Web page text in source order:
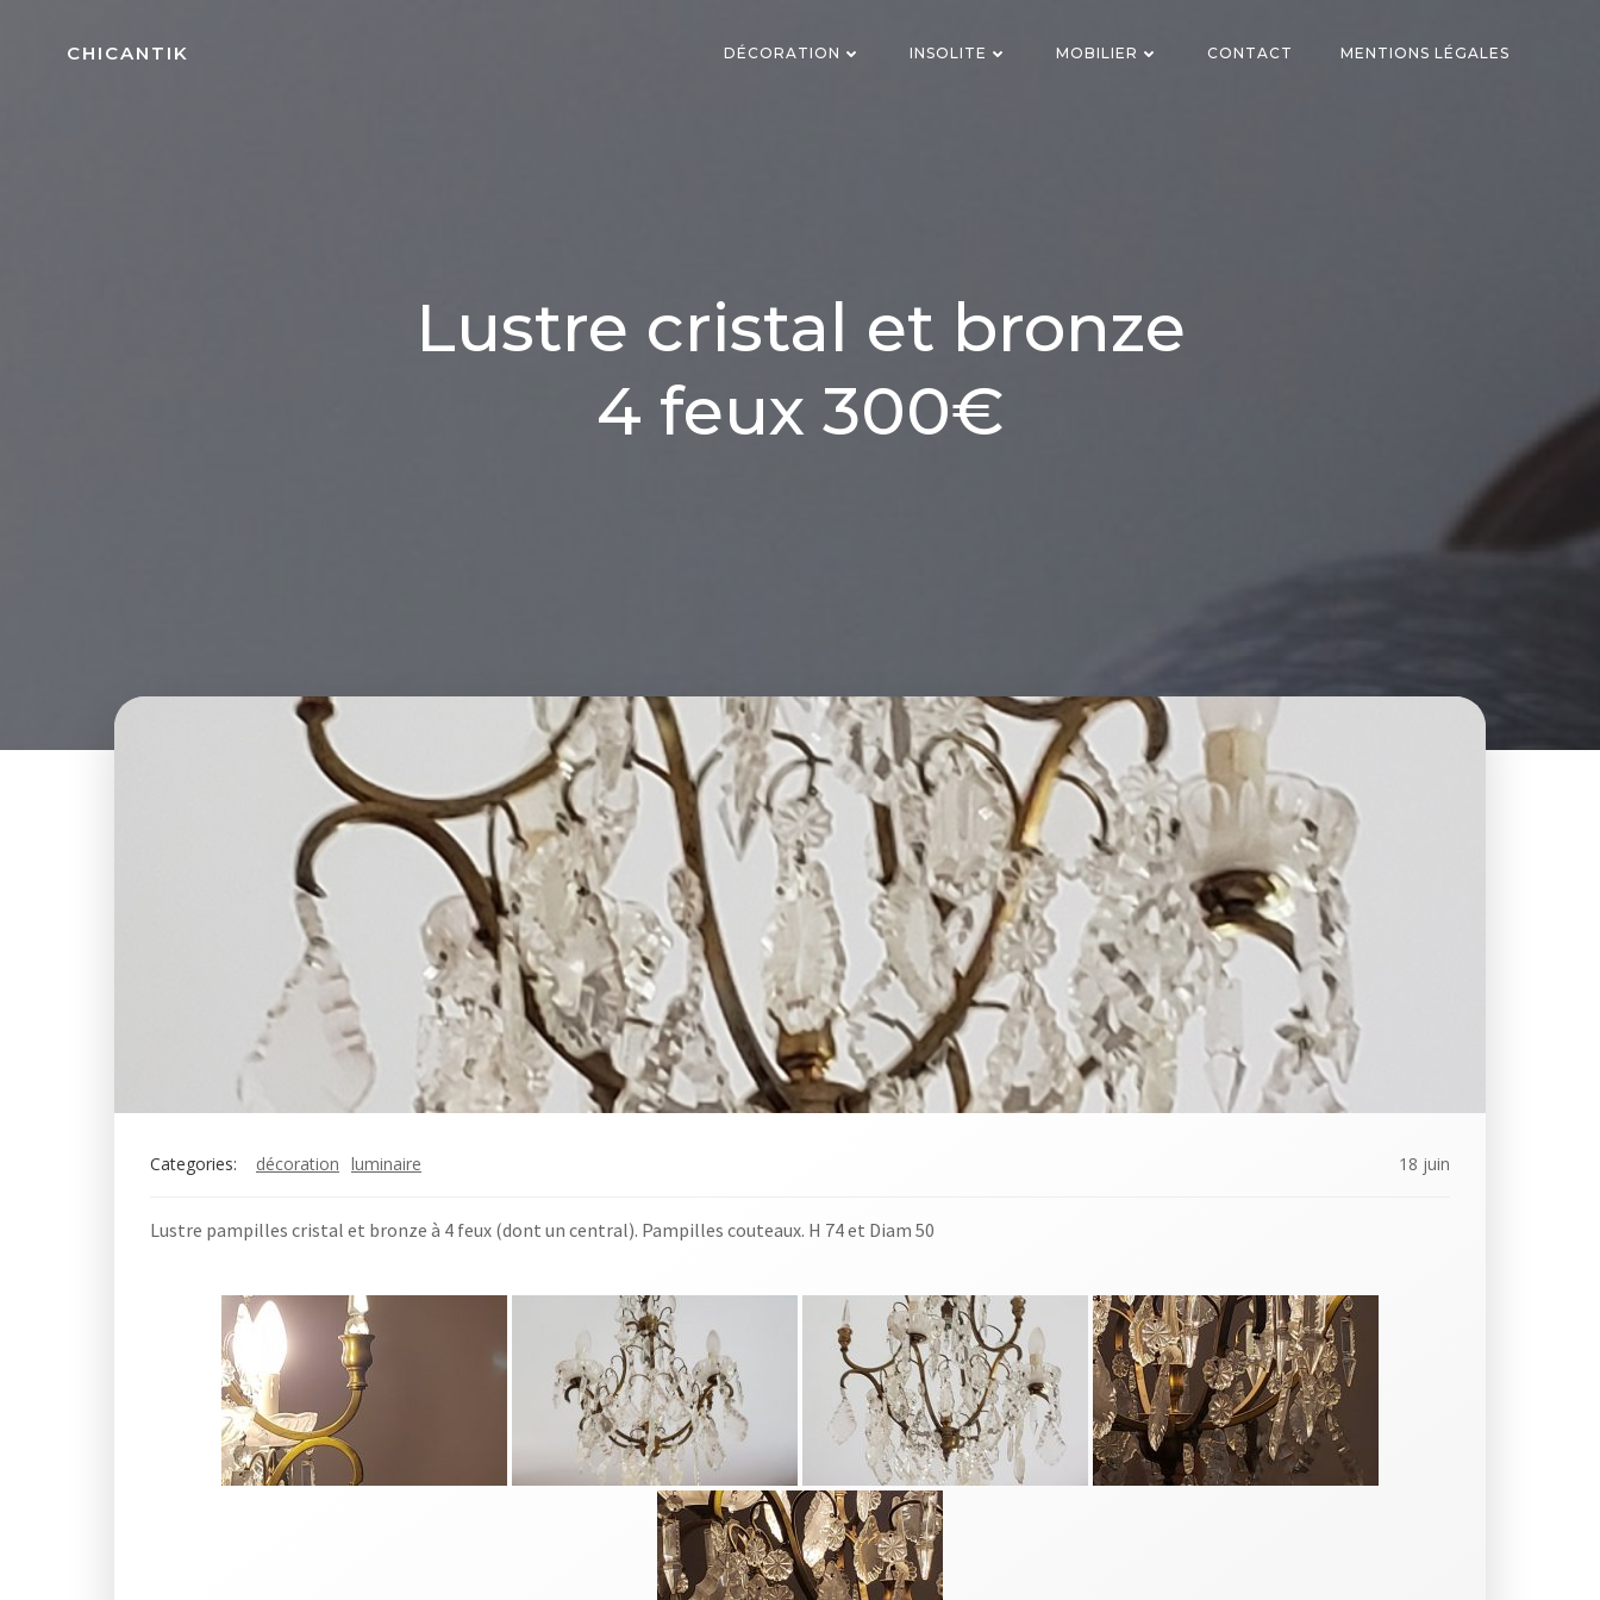
CHICANTIK DÉCORATION INSOLITE MOBILIER CONTACT MENTIONS LÉGALES
Lustre cristal et bronze
4 feux 300€
Categories: décoration luminaire 18 juin
Lustre pampilles cristal et bronze à 4 feux (dont un central). Pampilles couteaux. H 74 et Diam 50